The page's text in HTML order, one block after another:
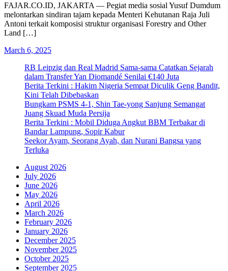
FAJAR.CO.ID, JAKARTA — Pegiat media sosial Yusuf Dumdum
melontarkan sindiran tajam kepada Menteri Kehutanan Raja Juli
Antoni terkait komposisi struktur organisasi Forestry and Other
Land […]
March 6, 2025
RB Leipzig dan Real Madrid Sama-sama Catatkan Sejarah
dalam Transfer Yan Diomandé Senilai €140 Juta
Berita Terkini : Hakim Nigeria Sempat Diculik Geng Bandit,
Kini Telah Dibebaskan
Bungkam PSMS 4-1, Shin Tae-yong Sanjung Semangat
Juang Skuad Muda Persija
Berita Terkini : Mobil Diduga Angkut BBM Terbakar di
Bandar Lampung, Sopir Kabur
Seekor Ayam, Seorang Ayah, dan Nurani Bangsa yang
Terluka
August 2026
July 2026
June 2026
May 2026
April 2026
March 2026
February 2026
January 2026
December 2025
November 2025
October 2025
September 2025